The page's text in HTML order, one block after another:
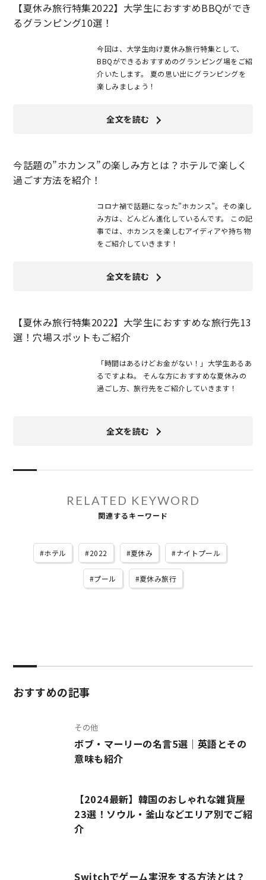
【夏休み旅行特集2022】大学生におすすめBBQができ
るグランピング10選！
今回は、大学生向け夏休み旅行特集として、
BBQができるおすすめのグランピング場をご紹
介いたします。 夏の思い出にグランピングを
楽しみましょう！
全文を読む
今話題の”ホカンス”の楽しみ方とは？ホテルで楽しく
過ごす方法を紹介！
コロナ禍で話題になった”ホカンス”。その楽し
み方は、どんどん進化しているんです。 この記
事では、ホカンスを楽しむアイディアや持ち物
をご紹介していきます！
全文を読む
【夏休み旅行特集2022】大学生におすすめな旅行先13
選！穴場スポットもご紹介
「時間はあるけどお金がない！」大学生あるあ
るですよね。 そんな方におすすめな夏休みの
過ごし方、旅行先をご紹介していきます！
全文を読む
RELATED KEYWORD
関連するキーワード
ホテル 2022 夏休み ナイトプール
プール 夏休み旅行
おすすめの記事
その他
ボブ・マーリーの名言5選｜英語とその
意味も紹介
【2024最新】韓国のおしゃれな雑貨屋
23選！ソウル・釜山などエリア別でご紹
介
Switchでゲーム実況をする方法とは？